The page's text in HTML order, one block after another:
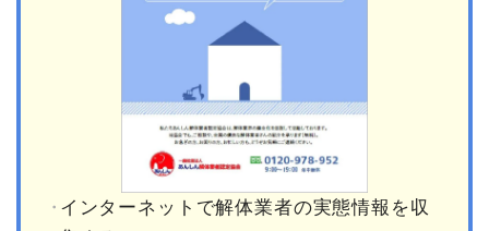
インターネットで解体業者の実態情報を収